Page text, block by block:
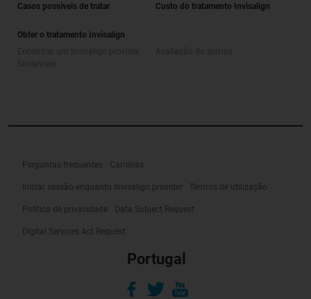
Casos possíveis de tratar Custo do tratamento Invisalign
Obter o tratamento Invisalign
Perguntas frequentes Carreiras
Iniciar sessão enquanto Invisalign provider Termos de utilização
Política de privacidade Data Subject Request
Digital Services Act Request
Portugal